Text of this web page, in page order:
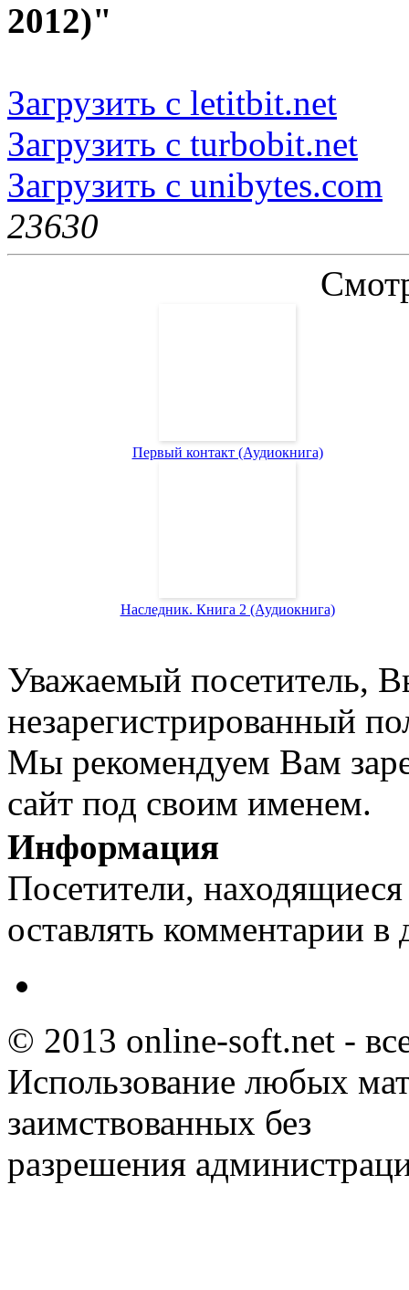
2012)"
Загрузить с letitbit.net
Загрузить с turbobit.net
Загрузить с unibytes.com
23630
Первый контакт (Аудиокнига)
Наследник. Книга 2 (Аудиокнига)
Уважаемый посетитель,
незарегистрированный
Мы рекомендуем Вам
сайт под своим именем.
Информация
Посетители,
оставлять комментарии в
© 2013 online-soft.net -
Использование любых
заимствованных без
разрешения